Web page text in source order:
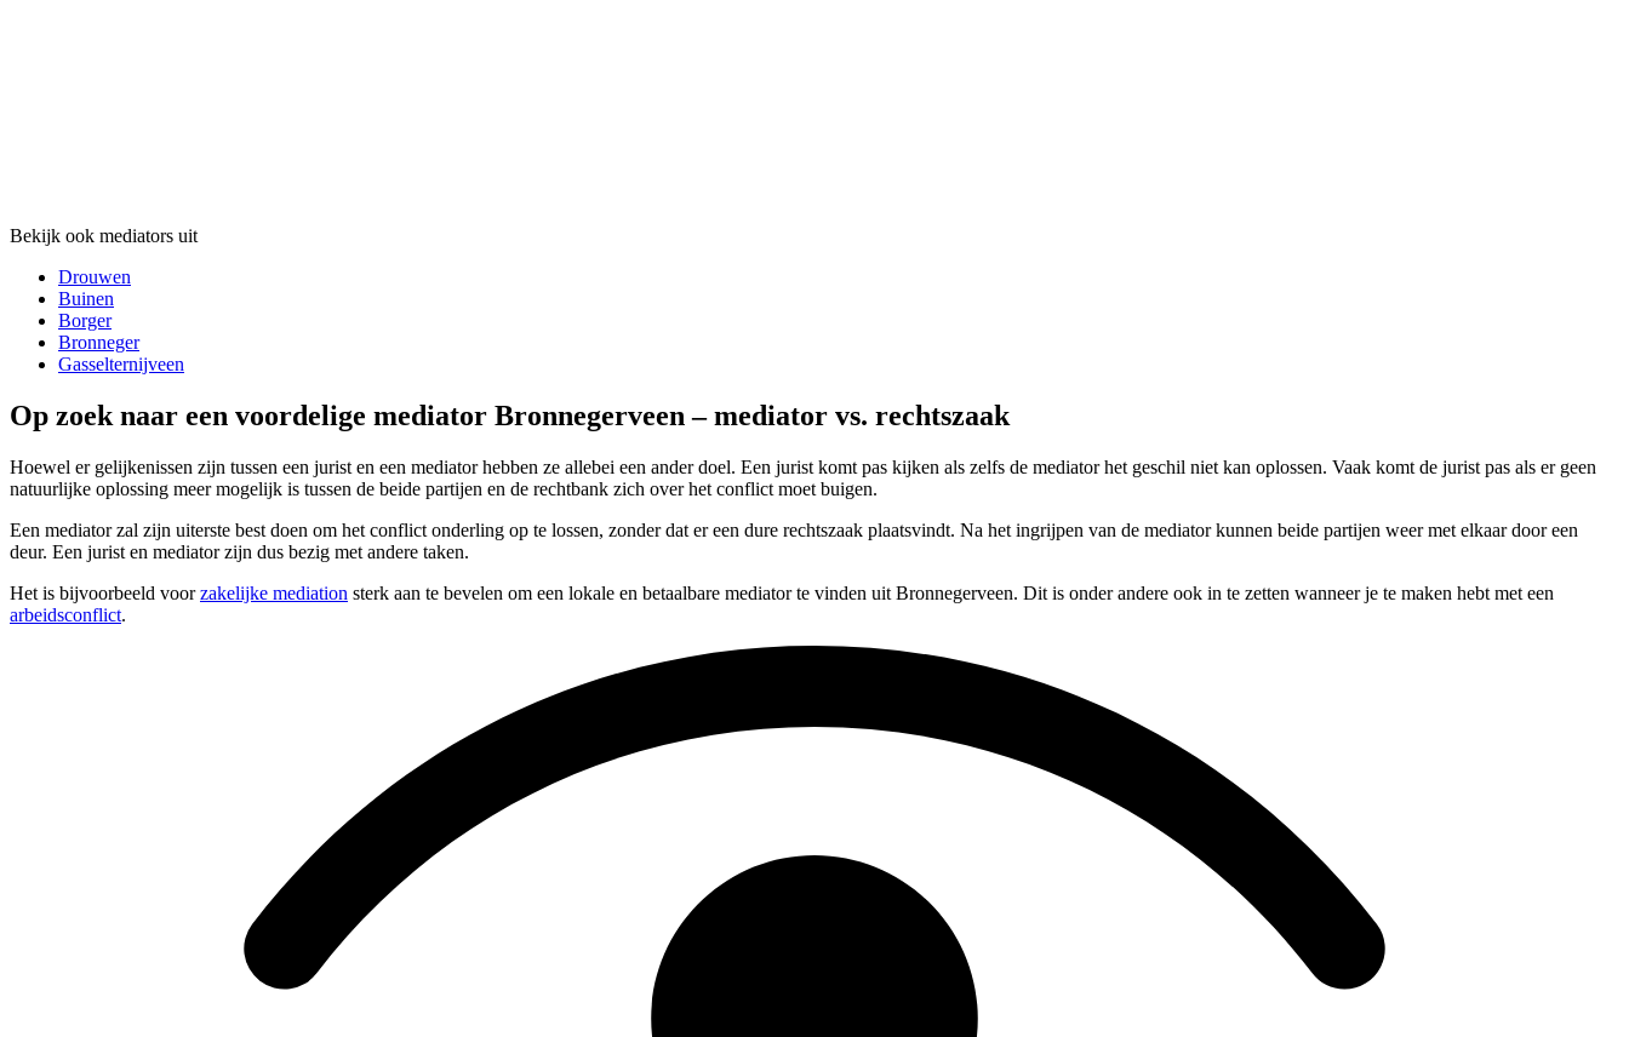
Bekijk ook mediators uit
Drouwen
Buinen
Borger
Bronneger
Gasselternijveen
Op zoek naar een voordelige mediator Bronnegerveen – mediator vs. rechtszaak
Hoewel er gelijkenissen zijn tussen een jurist en een mediator hebben ze allebei een ander doel. Een jurist komt pas kijken als zelfs de mediator het geschil niet kan oplossen. Vaak komt de jurist pas als er geen
natuurlijke oplossing meer mogelijk is tussen de beide partijen en de rechtbank zich over het conflict moet buigen.
Een mediator zal zijn uiterste best doen om het conflict onderling op te lossen, zonder dat er een dure rechtszaak plaatsvindt. Na het ingrijpen van de mediator kunnen beide partijen weer met elkaar door een
deur. Een jurist en mediator zijn dus bezig met andere taken.
Het is bijvoorbeeld voorzakelijke mediation sterk aan te bevelen om een lokale en betaalbare mediator te vinden uit Bronnegerveen. Dit is onder andere ook in te zetten wanneer je te maken hebt met een
arbeidsconflict.